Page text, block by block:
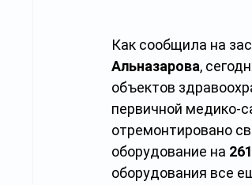
Как сообщила на
Альназарова,
объектов
первичной медико-
отремонтировано
оборудование на
оборудования все